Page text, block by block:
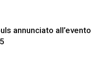
annunciato all’evento